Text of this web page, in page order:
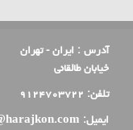
آدرس : ایران - تهران
خیابان طالقانی
تلفن: ۹۱۲۴۷۰۳۷۲۲
ایمیل: